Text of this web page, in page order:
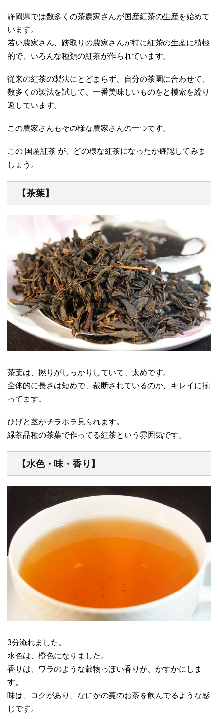
静岡県では数多くの茶農家さんが国産紅茶の生産を始めて
います。
若い農家さん、跡取りの農家さんが特に紅茶の生産に積極
的で、いろんな種類の紅茶が作られています。
従来の紅茶の製法にとどまらず、自分の茶園に合わせて、
数多くの製法を試して、一番美味しいものをと模索を繰り
返しています。
この農家さんもその様な農家さんの一つです。
この 国産紅茶 が、どの様な紅茶になったか確認してみま
しょう。
【茶葉】
茶葉は、撚りがしっかりしていて、太めです。
全体的に長さは短めで、裁断されているのか、キレイに揃
ってます。
ひげと茎がチラホラ見られます。
緑茶品種の茶葉で作ってる紅茶という雰囲気です。
【水色・味・香り】
3分淹れました。
水色は、橙色になりました。
香りは、ワラのような穀物っぽい香りが、かすかにしま
す。
味は、コクがあり、なにかの蔓のお茶を飲んでるような感
じです。